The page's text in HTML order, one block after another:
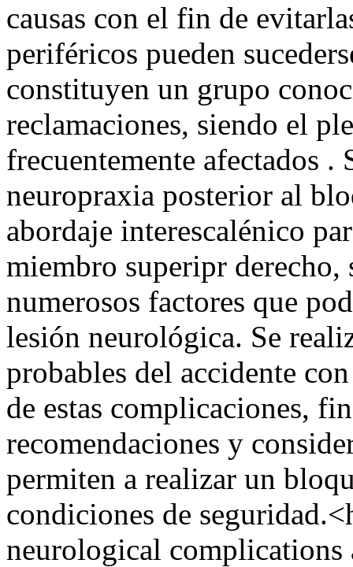
causas con el fin de
periféricos pueden
constituyen un grupo
reclamaciones, siendo el
frecuentemente afectados .
neuropraxia posterior al
abordaje interescalénico
miembro superipr derecho,
numerosos factores que
lesión neurológica. Se
probables del accidente
de estas complicaciones,
recomendaciones y
permiten a realizar un
condiciones de
neurological